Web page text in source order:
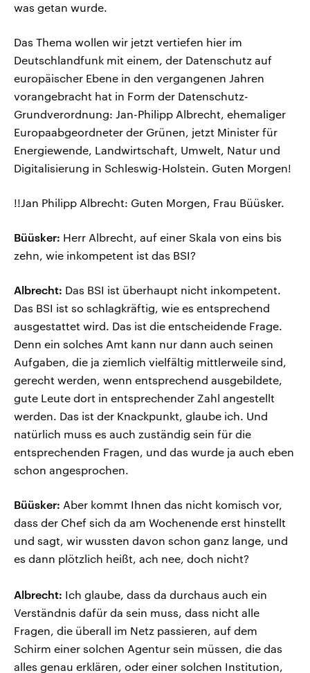
was getan wurde.
Das Thema wollen wir jetzt vertiefen hier im
Deutschlandfunk mit einem, der Datenschutz auf
europäischer Ebene in den vergangenen Jahren
vorangebracht hat in Form der Datenschutz-
Grundverordnung: Jan-Philipp Albrecht, ehemaliger
Europaabgeordneter der Grünen, jetzt Minister für
Energiewende, Landwirtschaft, Umwelt, Natur und
Digitalisierung in Schleswig-Holstein. Guten Morgen!
!!Jan Philipp Albrecht: Guten Morgen, Frau Büüsker.
Büüsker: Herr Albrecht, auf einer Skala von eins bis
zehn, wie inkompetent ist das BSI?
Albrecht: Das BSI ist überhaupt nicht inkompetent.
Das BSI ist so schlagkräftig, wie es entsprechend
ausgestattet wird. Das ist die entscheidende Frage.
Denn ein solches Amt kann nur dann auch seinen
Aufgaben, die ja ziemlich vielfältig mittlerweile sind,
gerecht werden, wenn entsprechend ausgebildete,
gute Leute dort in entsprechender Zahl angestellt
werden. Das ist der Knackpunkt, glaube ich. Und
natürlich muss es auch zuständig sein für die
entsprechenden Fragen, und das wurde ja auch eben
schon angesprochen.
Büüsker: Aber kommt Ihnen das nicht komisch vor,
dass der Chef sich da am Wochenende erst hinstellt
und sagt, wir wussten davon schon ganz lange, und
es dann plötzlich heißt, ach nee, doch nicht?
Albrecht: Ich glaube, dass da durchaus auch ein
Verständnis dafür da sein muss, dass nicht alle
Fragen, die überall im Netz passieren, auf dem
Schirm einer solchen Agentur sein müssen, die das
alles genau erklären, oder einer solchen Institution,